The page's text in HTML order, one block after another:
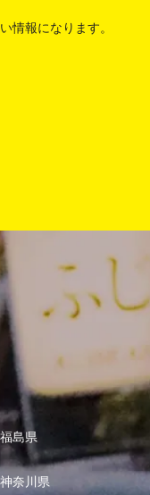
情報になります。
福島県
神奈川県